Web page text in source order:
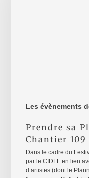
Les évènements
Prendre sa
Chantier 109
Dans le cadre du
par le CIDFF en lien
d’artistes (dont le